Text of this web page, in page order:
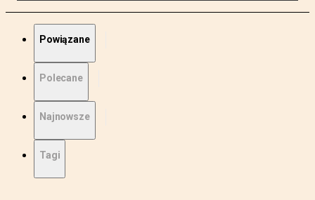
Powiązane
Polecane
Najnowsze
Tagi